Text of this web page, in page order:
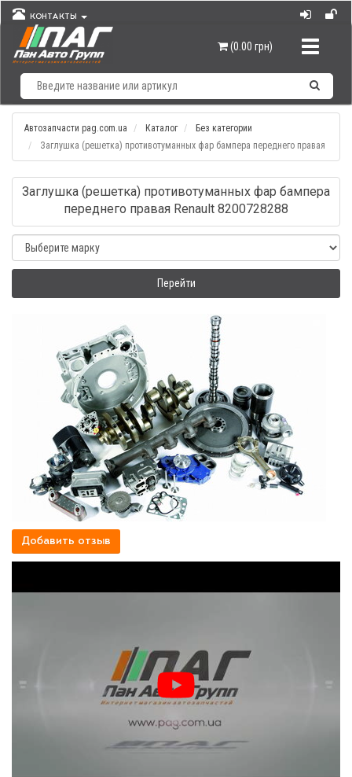
КОНТАКТЫ
(0.00 грн)
Автозапчасти pag.com.ua Каталог
Без категории
Заглушка (решетка) противотуманных фар бампера переднего правая
Заглушка (решетка) противотуманных фар бампера
переднего правая Renault 8200728288
Перейти
Добавить отзыв